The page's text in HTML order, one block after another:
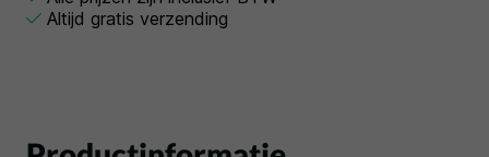
Altijd gratis verzending